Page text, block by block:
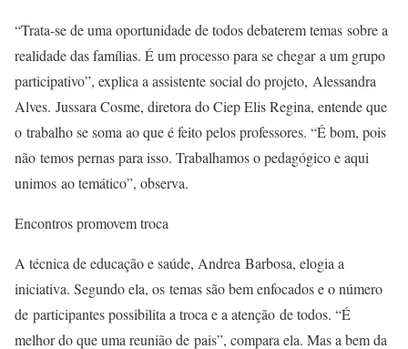
“Trata-se de uma oportunidade de todos debaterem temas sobre a
realidade das famílias. É um processo para se chegar a um grupo
participativo”, explica a assistente social do projeto, Alessandra
Alves. Jussara Cosme, diretora do Ciep Elis Regina, entende que
o trabalho se soma ao que é feito pelos professores. “É bom, pois
não temos pernas para isso. Trabalhamos o pedagógico e aqui
unimos ao temático”, observa.
Encontros promovem troca
A técnica de educação e saúde, Andrea Barbosa, elogia a
iniciativa. Segundo ela, os temas são bem enfocados e o número
de participantes possibilita a troca e a atenção de todos. “É
melhor do que uma reunião de pais”, compara ela. Mas a bem da